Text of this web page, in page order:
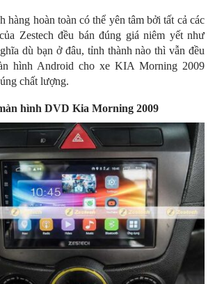
hàng hoàn toàn có thể yên tâm bởi tất cả các
Zestech đều bán đúng giá niêm yết như
dù bạn ở đâu, tỉnh thành nào thì vẫn đều
hình Android cho xe KIA Morning 2009
chất lượng.
hình DVD Kia Morning 2009